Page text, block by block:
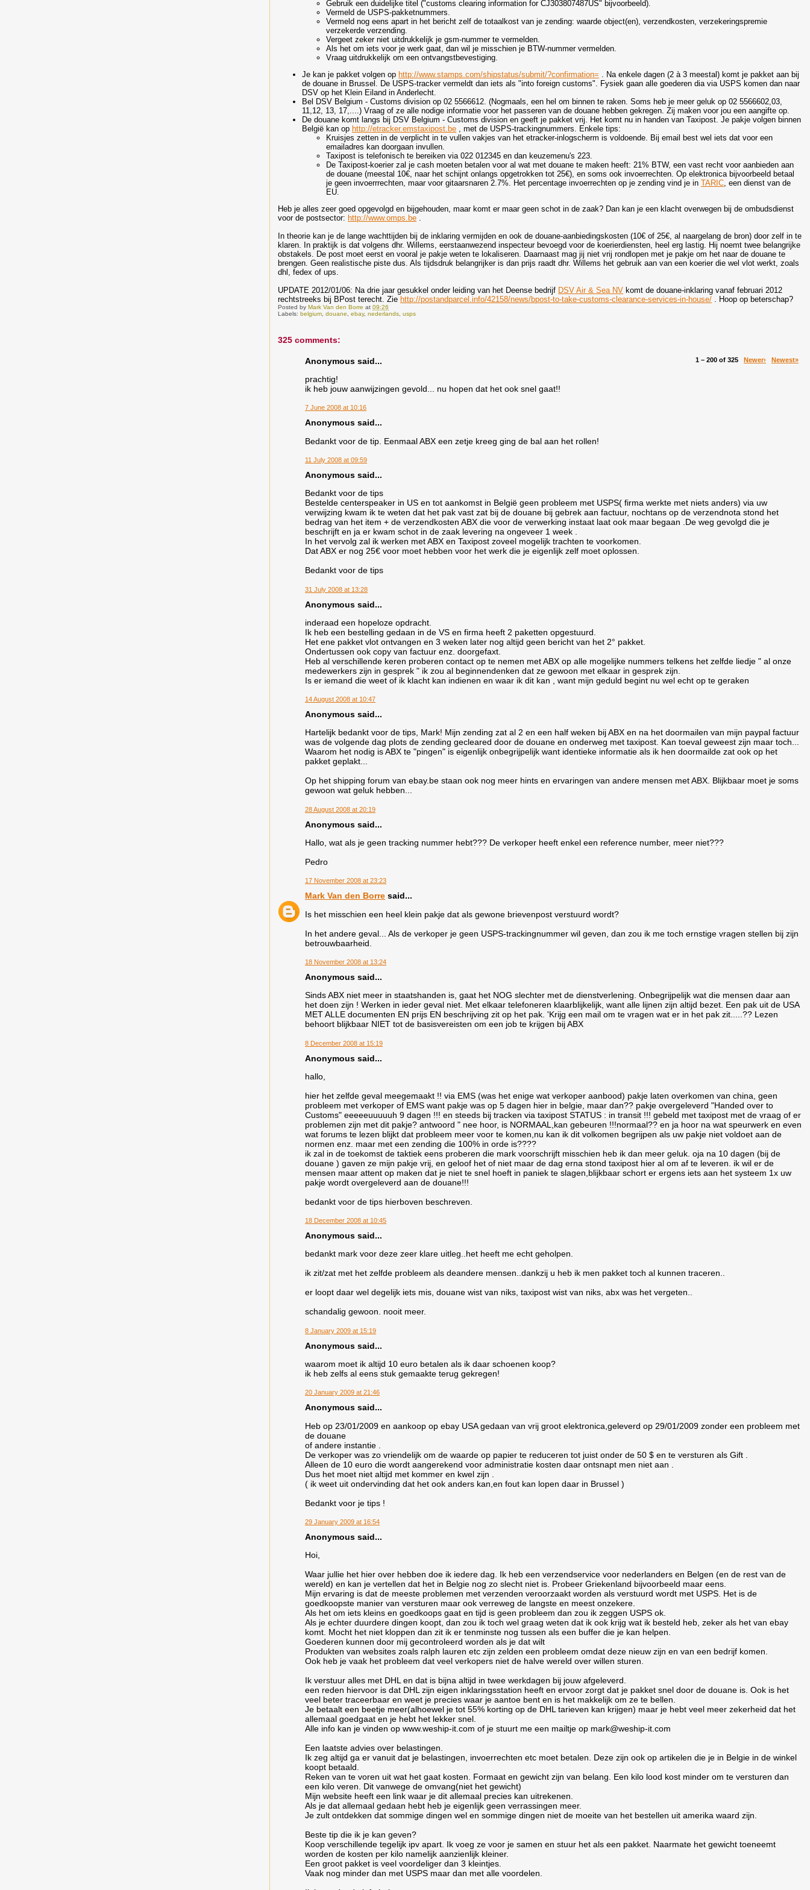
Gebruik een duidelijke titel ("customs clearing information for CJ303807487US" bijvoorbeeld).
Vermeld de USPS-pakketnummers.
Vermeld nog eens apart in het bericht zelf de totaalkost van je zending: waarde object(en), verzendkosten, verzekeringspremie
verzekerde verzending.
Vergeet zeker niet uitdrukkelijk je gsm-nummer te vermelden.
Als het om iets voor je werk gaat, dan wil je misschien je BTW-nummer vermelden.
Vraag uitdrukkelijk om een ontvangstbevestiging.
Je kan je pakket volgen op http://www.stamps.com/shipstatus/submit/?confirmation= . Na enkele dagen (2 à 3 meestal) komt je pakket aan bij
de douane in Brussel. De USPS-tracker vermeldt dan iets als "into foreign customs". Fysiek gaan alle goederen dia via USPS komen dan naar
DSV op het Klein Eiland in Anderlecht.
Bel DSV Belgium - Customs division op 02 5566612. (Nogmaals, een hel om binnen te raken. Soms heb je meer geluk op 02 5566602,03,
11,12, 13, 17,....) Vraag of ze alle nodige informatie voor het passeren van de douane hebben gekregen. Zij maken voor jou een aangifte op.
De douane komt langs bij DSV Belgium - Customs division en geeft je pakket vrij. Het komt nu in handen van Taxipost. Je pakje volgen binnen
België kan op http://etracker.emstaxipost.be , met de USPS-trackingnummers. Enkele tips:
Kruisjes zetten in de verplicht in te vullen vakjes van het etracker-inlogscherm is voldoende. Bij email best wel iets dat voor een
emailadres kan doorgaan invullen.
Taxipost is telefonisch te bereiken via 022 012345 en dan keuzemenu's 223.
De Taxipost-koerier zal je cash moeten betalen voor al wat met douane te maken heeft: 21% BTW, een vast recht voor aanbieden aan
de douane (meestal 10€, naar het schijnt onlangs opgetrokken tot 25€), en soms ook invoerrechten. Op elektronica bijvoorbeeld betaal
je geen invoerrrechten, maar voor gitaarsnaren 2.7%. Het percentage invoerrechten op je zending vind je inTARIC , een dienst van de
EU.
Heb je alles zeer goed opgevolgd en bijgehouden, maar komt er maar geen schot in de zaak? Dan kan je een klacht overwegen bij de ombudsdienst
voor de postsector: http://www.omps.be
In theorie kan je de lange wachttijden bij de inklaring vermijden en ook de douane-aanbiedingskosten (10€ of 25€, al naargelang de bron) door zelf in te
klaren. In praktijk is dat volgens dhr. Willems, eerstaanwezend inspecteur bevoegd voor de koerierdiensten, heel erg lastig. Hij noemt twee belangrijke
obstakels. De post moet eerst en vooral je pakje weten te lokaliseren. Daarnaast mag jij niet vrij rondlopen met je pakje om het naar de douane te
brengen. Geen realistische piste dus. Als tijdsdruk belangrijker is dan prijs raadt dhr. Willems het gebruik aan van een koerier die wel vlot werkt, zoals
dhl, fedex of ups.
UPDATE 2012/01/06: Na drie jaar gesukkel onder leiding van het Deense bedrijf DSV Air & Sea NV komt de douane-inklaring vanaf februari 2012
rechtstreeks bij BPost terecht. Zie http://postandparcel.info/42158/news/bpost-to-take-customs-clearance-services-in-house/ . Hoop op beterschap?
Posted byMark Van den Borre at09:26
Labels:belgium ,douane ,ebay,nederlands ,usps
325 comments:
1 – 200 of 325 Newer› Newest»
Anonymous said...
prachtig!
ik heb jouw aanwijzingen gevold... nu hopen dat het ook snel gaat!!
7 June 2008 at 10:16
Anonymous said...
Bedankt voor de tip. Eenmaal ABX een zetje kreeg ging de bal aan het rollen!
11 July 2008 at 09:59
Anonymous said...
Bedankt voor de tips
Bestelde centerspeaker in US en tot aankomst in België geen probleem met USPS( firma werkte met niets anders) via uw
verwijzing kwam ik te weten dat het pak vast zat bij de douane bij gebrek aan factuur, nochtans op de verzendnota stond het
bedrag van het item + de verzendkosten ABX die voor de verwerking instaat laat ook maar begaan .De weg gevolgd die je
beschrijft en ja er kwam schot in de zaak levering na ongeveer 1 week .
In het vervolg zal ik werken met ABX en Taxipost zoveel mogelijk trachten te voorkomen.
Dat ABX er nog 25€ voor moet hebben voor het werk die je eigenlijk zelf moet oplossen.
Bedankt voor de tips
31 July 2008 at 13:28
Anonymous said...
inderaad een hopeloze opdracht.
Ik heb een bestelling gedaan in de VS en firma heeft 2 paketten opgestuurd.
Het ene pakket vlot ontvangen en 3 weken later nog altijd geen bericht van het 2° pakket.
Ondertussen ook copy van factuur enz. doorgefaxt.
Heb al verschillende keren proberen contact op te nemen met ABX op alle mogelijke nummers telkens het zelfde liedje " al onze
medewerkers zijn in gesprek " ik zou al beginnendenken dat ze gewoon met elkaar in gesprek zijn.
Is er iemand die weet of ik klacht kan indienen en waar ik dit kan , want mijn geduld begint nu wel echt op te geraken
14 August 2008 at 10:47
Anonymous said...
Hartelijk bedankt voor de tips, Mark! Mijn zending zat al 2 en een half weken bij ABX en na het doormailen van mijn paypal factuur
was de volgende dag plots de zending gecleared door de douane en onderweg met taxipost. Kan toeval geweest zijn maar toch...
Waarom het nodig is ABX te "pingen" is eigenlijk onbegrijpelijk want identieke informatie als ik hen doormailde zat ook op het
pakket geplakt...
Op het shipping forum van ebay.be staan ook nog meer hints en ervaringen van andere mensen met ABX. Blijkbaar moet je soms
gewoon wat geluk hebben...
28 August 2008 at 20:19
Anonymous said...
Hallo, wat als je geen tracking nummer hebt??? De verkoper heeft enkel een reference number, meer niet???
Pedro
17 November 2008 at 23:23
Mark Van den Borre said...
Is het misschien een heel klein pakje dat als gewone brievenpost verstuurd wordt?
In het andere geval... Als de verkoper je geen USPS-trackingnummer wil geven, dan zou ik me toch ernstige vragen stellen bij zijn
betrouwbaarheid.
18 November 2008 at 13:24
Anonymous said...
Sinds ABX niet meer in staatshanden is, gaat het NOG slechter met de dienstverlening. Onbegrijpelijk wat die mensen daar aan
het doen zijn ! Werken in ieder geval niet. Met elkaar telefoneren klaarblijkelijk, want alle lijnen zijn altijd bezet. Een pak uit de USA
MET ALLE documenten EN prijs EN beschrijving zit op het pak. 'Krijg een mail om te vragen wat er in het pak zit.....?? Lezen
behoort blijkbaar NIET tot de basisvereisten om een job te krijgen bij ABX
8 December 2008 at 15:19
Anonymous said...
hallo,
hier het zelfde geval meegemaakt !! via EMS (was het enige wat verkoper aanbood) pakje laten overkomen van china, geen
probleem met verkoper of EMS want pakje was op 5 dagen hier in belgie, maar dan?? pakje overgeleverd "Handed over to
Customs" eeeeeuuuuuh 9 dagen !!! en steeds bij tracken via taxipost STATUS : in transit !!! gebeld met taxipost met de vraag of er
problemen zijn met dit pakje? antwoord " nee hoor, is NORMAAL,kan gebeuren !!!normaal?? en ja hoor na wat speurwerk en even
wat forums te lezen blijkt dat probleem meer voor te komen,nu kan ik dit volkomen begrijpen als uw pakje niet voldoet aan de
normen enz. maar met een zending die 100% in orde is????
ik zal in de toekomst de taktiek eens proberen die mark voorschrijft misschien heb ik dan meer geluk. oja na 10 dagen (bij de
douane ) gaven ze mijn pakje vrij, en geloof het of niet maar de dag erna stond taxipost hier al om af te leveren. ik wil er de
mensen maar attent op maken dat je niet te snel hoeft in paniek te slagen,blijkbaar schort er ergens iets aan het systeem 1x uw
pakje wordt overgeleverd aan de douane!!!
bedankt voor de tips hierboven beschreven.
18 December 2008 at 10:45
Anonymous said...
bedankt mark voor deze zeer klare uitleg..het heeft me echt geholpen.
ik zit/zat met het zelfde probleem als deandere mensen..dankzij u heb ik men pakket toch al kunnen traceren..
er loopt daar wel degelijk iets mis, douane wist van niks, taxipost wist van niks, abx was het vergeten..
schandalig gewoon. nooit meer.
8 January 2009 at 15:19
Anonymous said...
waarom moet ik altijd 10 euro betalen als ik daar schoenen koop?
ik heb zelfs al eens stuk gemaakte terug gekregen!
20 January 2009 at 21:46
Anonymous said...
Heb op 23/01/2009 en aankoop op ebay USA gedaan van vrij groot elektronica,geleverd op 29/01/2009 zonder een probleem met
de douane
of andere instantie .
De verkoper was zo vriendelijk om de waarde op papier te reduceren tot juist onder de 50 $ en te versturen als Gift .
Alleen de 10 euro die wordt aangerekend voor administratie kosten daar ontsnapt men niet aan .
Dus het moet niet altijd met kommer en kwel zijn .
( ik weet uit ondervinding dat het ook anders kan,en fout kan lopen daar in Brussel )
Bedankt voor je tips !
29 January 2009 at 16:54
Anonymous said...
Hoi,
Waar jullie het hier over hebben doe ik iedere dag. Ik heb een verzendservice voor nederlanders en Belgen (en de rest van de
wereld) en kan je vertellen dat het in Belgie nog zo slecht niet is. Probeer Griekenland bijvoorbeeld maar eens.
Mijn ervaring is dat de meeste problemen met verzenden veroorzaakt worden als verstuurd wordt met USPS. Het is de
goedkoopste manier van versturen maar ook verreweg de langste en meest onzekere.
Als het om iets kleins en goedkoops gaat en tijd is geen probleem dan zou ik zeggen USPS ok.
Als je echter duurdere dingen koopt, dan zou ik toch wel graag weten dat ik ook krijg wat ik besteld heb, zeker als het van ebay
komt. Mocht het niet kloppen dan zit ik er tenminste nog tussen als een buffer die je kan helpen.
Goederen kunnen door mij gecontroleerd worden als je dat wilt
Produkten van websites zoals ralph lauren etc zijn zelden een probleem omdat deze nieuw zijn en van een bedrijf komen.
Ook heb je vaak het probleem dat veel verkopers niet de halve wereld over willen sturen.
Ik verstuur alles met DHL en dat is bijna altijd in twee werkdagen bij jouw afgeleverd.
een reden hiervoor is dat DHL zijn eigen inklaringsstation heeft en ervoor zorgt dat je pakket snel door de douane is. Ook is het
veel beter traceerbaar en weet je precies waar je aantoe bent en is het makkelijk om ze te bellen.
Je betaalt een beetje meer(alhoewel je tot 55% korting op de DHL tarieven kan krijgen) maar je hebt veel meer zekerheid dat het
allemaal goedgaat en je hebt het lekker snel.
Alle info kan je vinden op www.weship-it.com of je stuurt me een mailtje op mark@weship-it.com
Een laatste advies over belastingen.
Ik zeg altijd ga er vanuit dat je belastingen, invoerrechten etc moet betalen. Deze zijn ook op artikelen die je in Belgie in de winkel
koopt betaald.
Reken van te voren uit wat het gaat kosten. Formaat en gewicht zijn van belang. Een kilo lood kost minder om te versturen dan
een kilo veren. Dit vanwege de omvang(niet het gewicht)
Mijn website heeft een link waar je dit allemaal precies kan uitrekenen.
Als je dat allemaal gedaan hebt heb je eigenlijk geen verrassingen meer.
Je zult ontdekken dat sommige dingen wel en sommige dingen niet de moeite van het bestellen uit amerika waard zijn.
Beste tip die ik je kan geven?
Koop verschillende tegelijk ipv apart. Ik voeg ze voor je samen en stuur het als een pakket. Naarmate het gewicht toeneemt
worden de kosten per kilo namelijk aanzienlijk kleiner.
Een groot pakket is veel voordeliger dan 3 kleintjes.
Vaak nog minder dan met USPS maar dan met alle voordelen.